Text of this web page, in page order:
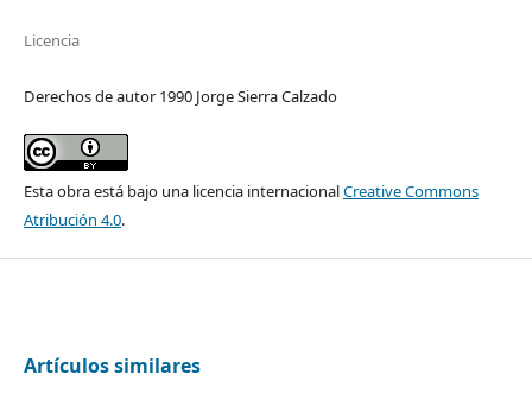
Licencia
Derechos de autor 1990 Jorge Sierra Calzado
Esta obra está bajo una licencia internacionalCreative Commons
Atribución 4.0.
Artículos similares